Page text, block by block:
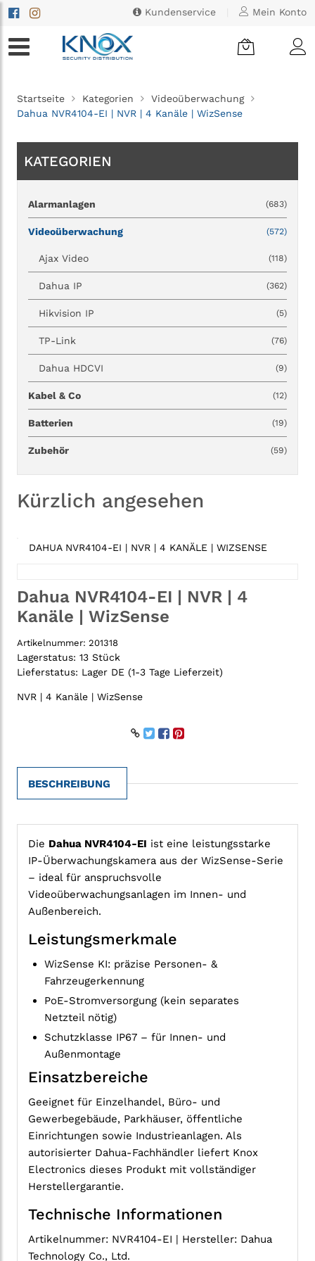
Kundenservice Mein Konto
Startseite Kategorien
Videoüberwachung
Dahua NVR4104-EI | NVR | 4 Kanäle | WizSense
KATEGORIEN
Alarmanlagen (683)
Videoüberwachung (572)
Ajax Video (118)
Dahua IP (362)
Hikvision IP (5)
TP-Link (76)
Dahua HDCVI (9)
Kabel & Co (12)
Batterien (19)
Zubehör (59)
Kürzlich angesehen
DAHUA NVR4104-EI | NVR | 4 KANÄLE | WIZSENSE
Dahua NVR4104-EI | NVR | 4
Kanäle | WizSense
Artikelnummer: 201318
Lagerstatus: 13 Stück
Lieferstatus: Lager DE (1-3 Tage Lieferzeit)
NVR | 4 Kanäle | WizSense
BESCHREIBUNG
Die Dahua NVR4104-EI ist eine leistungsstarke
IP-Überwachungskamera aus der WizSense-Serie
– ideal für anspruchsvolle
Videoüberwachungsanlagen im Innen- und
Außenbereich.
Leistungsmerkmale
WizSense KI: präzise Personen- &
Fahrzeugerkennung
PoE-Stromversorgung (kein separates
Netzteil nötig)
Schutzklasse IP67 – für Innen- und
Außenmontage
Einsatzbereiche
Geeignet für Einzelhandel, Büro- und
Gewerbegebäude, Parkhäuser, öffentliche
Einrichtungen sowie Industrieanlagen. Als
autorisierter Dahua-Fachhändler liefert Knox
Electronics dieses Produkt mit vollständiger
Herstellergarantie.
Technische Informationen
Artikelnummer: NVR4104-EI | Hersteller: Dahua
Technology Co., Ltd.